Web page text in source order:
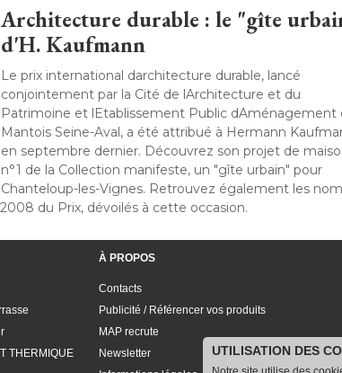
Architecture durable : le "gîte
d'H. Kaufmann
Le prix international darchitecture durable, lancé
conjointement par la Cité de lArchitecture et du
Patrimoine et lEtablissement Public dAménagement
Mantois Seine-Aval, a été attribué à Hermann
en septembre dernier. Découvrez son projet de
n°1 de la Collection manifeste, un "gîte urbain" pour
Chanteloup-les-Vignes. Retrouvez également les
du Prix, dévoilés à cette occasion.
THERMIQUE
À PROPOS
Contacts
Publicité / Référencer vos produits
MAP recrute
Newsletter
UTILISATION DES